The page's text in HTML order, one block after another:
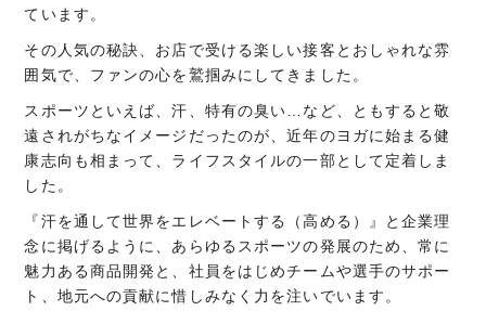
ています。
その人気の秘訣、お店で受ける楽しい接客とおしゃれな雰
囲気で、ファンの心を鷲掴みにしてきました。
スポーツといえば、汗、特有の臭い…など、ともすると敬
遠されがちなイメージだったのが、近年のヨガに始まる健
康志向も相まって、ライフスタイルの一部として定着しま
した。
『汗を通して世界をエレベートする（高める）』と企業理
念に掲げるように、あらゆるスポーツの発展のため、常に
魅力ある商品開発と、社員をはじめチームや選手のサポー
ト、地元への貢献に惜しみなく力を注いでいます。